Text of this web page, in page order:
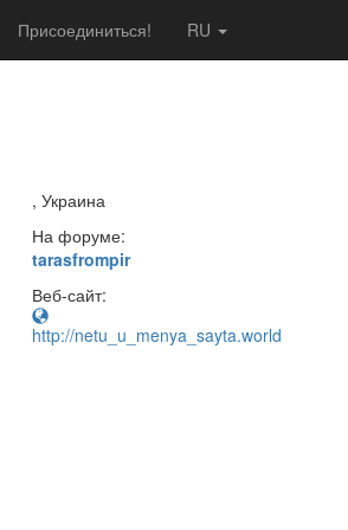
RU
Присоединиться!
, Украина
На форуме:
tarasfrompir
Веб-сайт:
http://netu_u_menya_sayta.world